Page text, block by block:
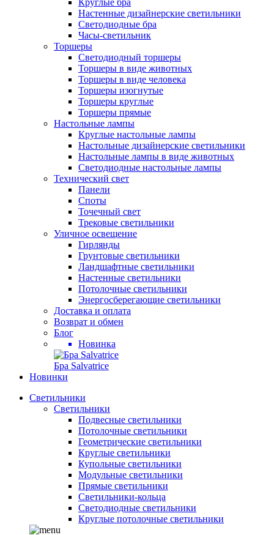
Круглые бра
Настенные дизайнерские светильники
Светодиодные бра
Часы-светильник
Торшеры
Светодиодный торшеры
Торшеры в виде животных
Торшеры в виде человека
Торшеры изогнутые
Торшеры круглые
Торшеры прямые
Настольные лампы
Круглые настольные лампы
Настольные дизайнерские светильники
Настольные лампы в виде животных
Светодиодные настольные лампы
Технический свет
Панели
Споты
Точечный свет
Трековые светильники
Уличное освещение
Гирлянды
Грунтовые светильники
Ландшафтные светильники
Настенные светильники
Потолочные светильники
Энергосберегающие светильники
Доставка и оплата
Возврат и обмен
Блог
Новинка
Бра Salvatrice
Новинки
Светильники
Светильники
Подвесные светильники
Потолочные светильники
Геометрические светильники
Круглые светильники
Купольные светильники
Модульные светильники
Прямые светильники
Светильники-кольца
Светодиодные светильники
Круглые потолочные светильники